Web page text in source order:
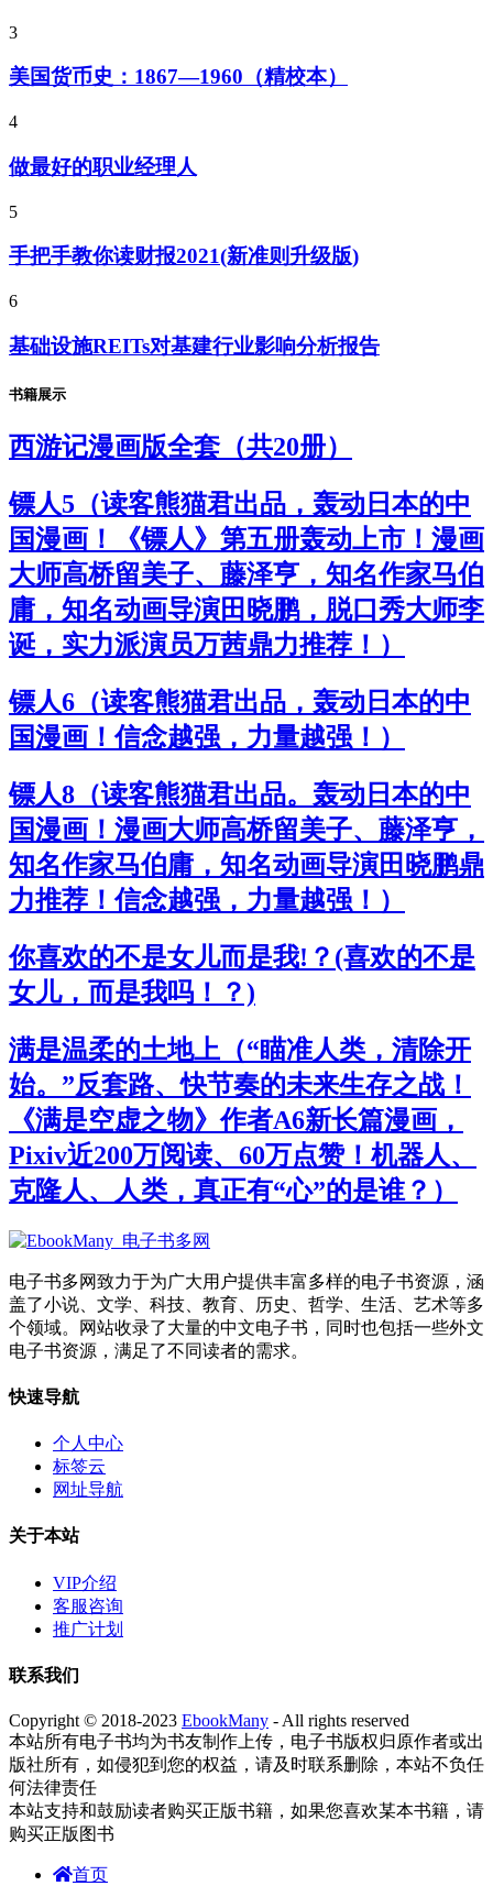
3
美国货币史：1867—1960（精校本）
4
做最好的职业经理人
5
手把手教你读财报2021(新准则升级版)
6
基础设施REITs对基建行业影响分析报告
书籍展示
西游记漫画版全套（共20册）
镖人5（读客熊猫君出品，轰动日本的中
国漫画！《镖人》第五册轰动上市！漫画
大师高桥留美子、藤泽亨，知名作家马伯
庸，知名动画导演田晓鹏，脱口秀大师李
诞，实力派演员万茜鼎力推荐！）
镖人6（读客熊猫君出品，轰动日本的中
国漫画！信念越强，力量越强！）
镖人8（读客熊猫君出品。轰动日本的中
国漫画！漫画大师高桥留美子、藤泽亨，
知名作家马伯庸，知名动画导演田晓鹏鼎
力推荐！信念越强，力量越强！）
你喜欢的不是女儿而是我!？(喜欢的不是
女儿，而是我吗！？)
满是温柔的土地上（“瞄准人类，清除开
始。”反套路、快节奏的未来生存之战！
《满是空虚之物》作者A6新长篇漫画，
Pixiv近200万阅读、60万点赞！机器人、
克隆人、人类，真正有“心”的是谁？）
电子书多网致力于为广大用户提供丰富多样的电子书资源，涵
盖了小说、文学、科技、教育、历史、哲学、生活、艺术等多
个领域。网站收录了大量的中文电子书，同时也包括一些外文
电子书资源，满足了不同读者的需求。
快速导航
个人中心
标签云
网址导航
关于本站
VIP介绍
客服咨询
推广计划
联系我们
Copyright © 2018-2023 EbookMany - All rights reserved
本站所有电子书均为书友制作上传，电子书版权归原作者或出
版社所有，如侵犯到您的权益，请及时联系删除，本站不负任
何法律责任
本站支持和鼓励读者购买正版书籍，如果您喜欢某本书籍，请
购买正版图书
首页